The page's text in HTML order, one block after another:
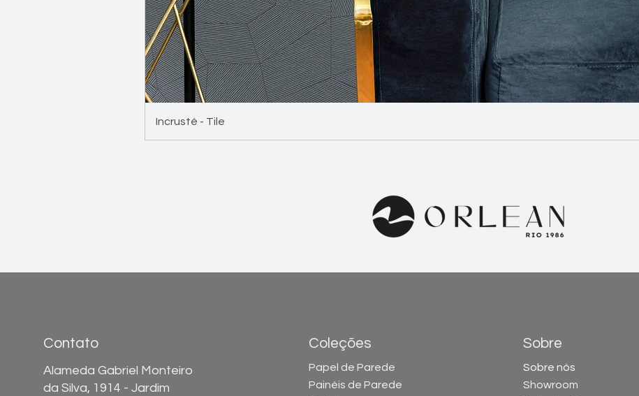
Incrusté - Tile
Contato
Alameda Gabriel Monteiro
da Silva, 1914 - Jardim
Coleções
Papel de Parede
Painéis de Parede
Sobre
Sobre nós
Showroom